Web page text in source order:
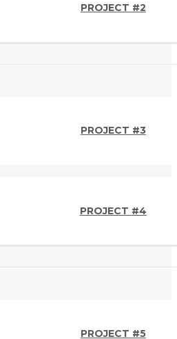
PROJECT #2
PROJECT #3
PROJECT #4
PROJECT #5